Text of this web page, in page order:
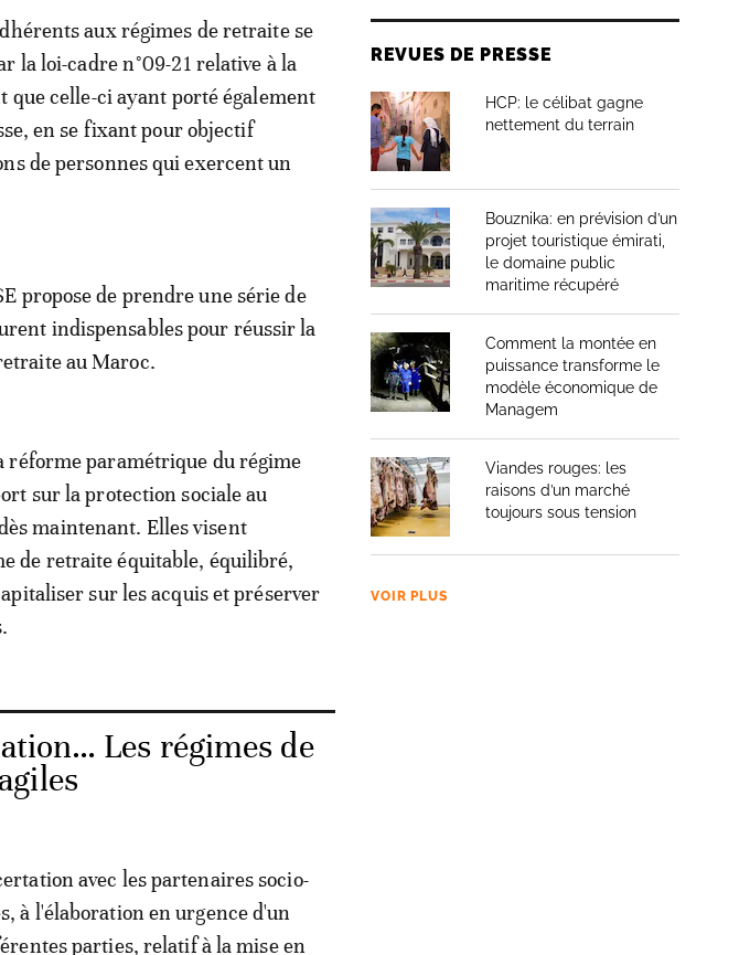
aux régimes de retraite se
la loi-cadre n°09-21 relative à la
que celle-ci ayant porté également
en se fixant pour objectif
de personnes qui exercent un
propose de prendre une série de
indispensables pour réussir la
au Maroc.
réforme paramétrique du régime
sur la protection sociale au
maintenant. Elles visent
de retraite équitable, équilibré,
sur les acquis et préserver
Les régimes de
avec les partenaires socio-
à l'élaboration en urgence d'un
parties, relatif à la mise en
REVUES DE PRESSE
HCP: le célibat gagne
nettement du terrain
Bouznika: en prévision d’un
projet touristique émirati,
le domaine public
maritime récupéré
Comment la montée en
puissance transforme le
modèle économique de
Managem
Viandes rouges: les
raisons d’un marché
toujours sous tension
VOIR PLUS